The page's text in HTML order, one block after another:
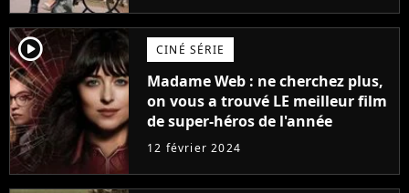
player2 CINÉ SÉRIE
Madame Web : ne cherchez plus,
on vous a trouvé LE meilleur film
de super-héros de l'année
12 février 2024